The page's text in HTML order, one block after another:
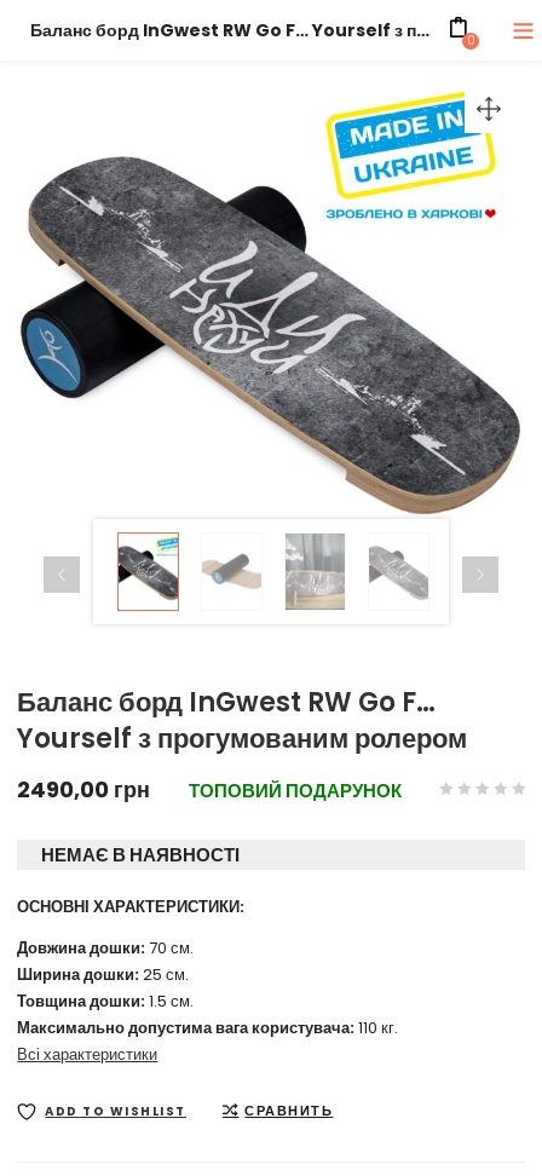
Баланс борд InGwest RW Go F… Yourself з прогумованим ролером 0
Баланс борд InGwest RW Go F…
Yourself з прогумованим ролером
2490,00 грн ТОПОВИЙ ПОДАРУНОК
НЕМАЄ В НАЯВНОСТІ
ОСНОВНІ ХАРАКТЕРИСТИКИ:
Довжина дошки:70 см.
Ширина дошки:25 см.
Товщина дошки:1.5 см.
Максимально допустима вага користувача:110 кг.
Всі характеристики
ADD TO WISHLIST СРАВНИТЬ